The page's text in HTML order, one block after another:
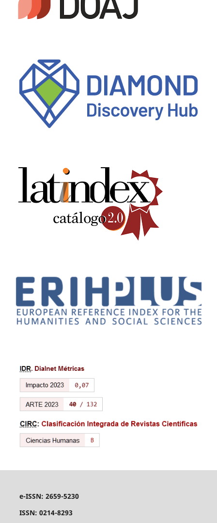
e-ISSN: 2659-5230
ISSN: 0214-8293